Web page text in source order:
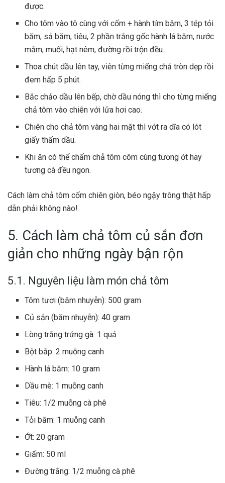
được.
Cho tôm vào tô cùng với cốm + hành tím băm, 3 tép tỏi
băm, sả băm, tiêu, 2 phần trắng gốc hành lá băm, nước
mắm, muối, hạt nêm, đường rồi trộn đều.
Thoa chút dầu lên tay, viên từng miếng chả tròn dẹp rồi
đem hấp 5 phút.
Bắc chảo dầu lên bếp, chờ dầu nóng thì cho từng miếng
chả tôm vào chiên với lửa hơi cao.
Chiên cho chả tôm vàng hai mặt thì vớt ra dĩa có lót
giấy thấm dầu.
Khi ăn có thể chấm chả tôm côm cùng tương ớt hay
tương cà đều ngon.
Cách làm chả tôm cốm chiên giòn, béo ngậy trông thật hấp
dẫn phải không nào!
5. Cách làm chả tôm củ sắn đơn
giản cho những ngày bận rộn
5.1. Nguyên liệu làm món chả tôm
Tôm tươi (băm nhuyễn): 500 gram
Củ sắn (băm nhuyễn): 40 gram
Lòng trắng trứng gà: 1 quả
Bột bắp: 2 muỗng canh
Hành lá băm: 10 gram
Dầu mè: 1 muỗng canh
Tiêu: 1/2 muỗng cà phê
Tỏi băm: 1 muỗng canh
Ớt: 20 gram
Giấm: 50 ml
Đường trắng: 1/2 muỗng cà phê